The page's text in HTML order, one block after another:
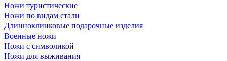
Ножи туристические
Ножи по видам стали
Длинноклинковые подарочные изделия
Военные ножи
Ножи с символикой
Ножи для выживания